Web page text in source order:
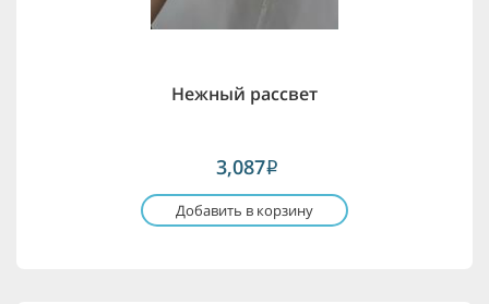
Нежный рассвет
3,087i
Добавить в корзину